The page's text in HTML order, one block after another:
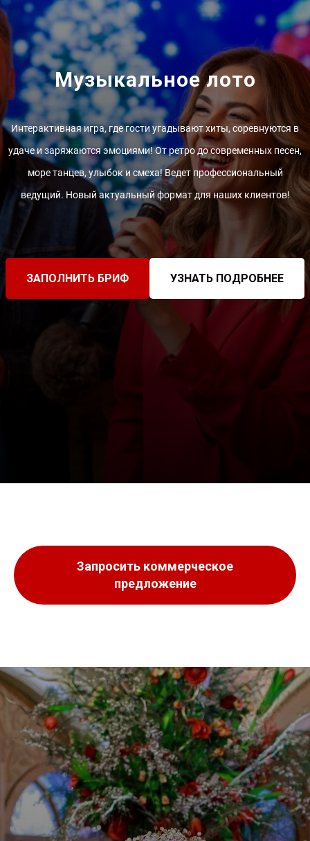
Музыкальное лото
Интерактивная игра, где гости угадывают хиты, соревнуются в
удаче и заряжаются эмоциями! От ретро до современных песен,
море танцев, улыбок и смеха! Ведет профессиональный
ведущий. Новый актуальный формат для наших клиентов!
ЗАПОЛНИТЬ БРИФ УЗНАТЬ ПОДРОБНЕЕ
Запросить коммерческое
предложение